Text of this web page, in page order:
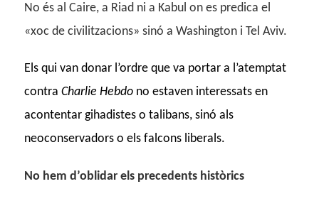
No és al Caire, a Riad ni a Kabul on es predica el
«xoc de civilitzacions» sinó a Washington i Tel Aviv.
Els qui van donar l’ordre que va portar a l’atemptat
contra Charlie Hebdono estaven interessats en
acontentar gihadistes o talibans, sinó als
neoconservadors o els falcons liberals.
No hem d’oblidar els precedents històrics